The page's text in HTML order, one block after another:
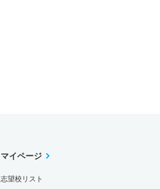
マイページ
志望校リスト